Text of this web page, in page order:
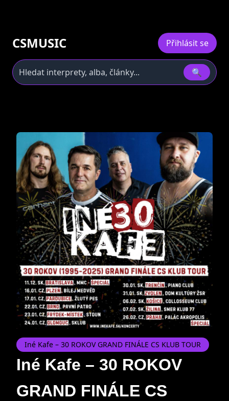
CSMUSIC Přihlásit se
🔍
Iné Kafe – 30 ROKOV GRAND FINÁLE CS KLUB TOUR
Iné Kafe – 30 ROKOV
GRAND FINÁLE CS